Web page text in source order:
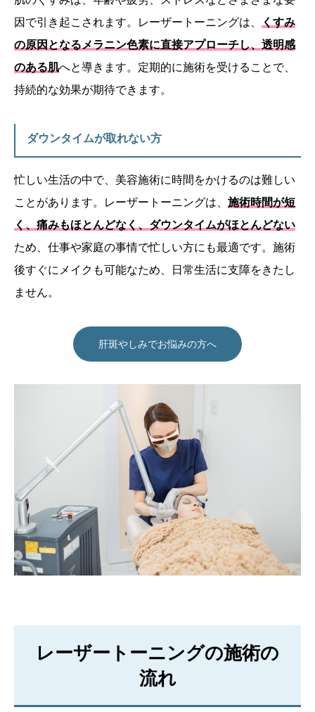
因で引き起こされます。レーザートーニングは、
くすみ
の原因となるメラニン色素に直接アプローチし、透明感
のある肌へと導きます。定期的に施術を受けることで、
持続的な効果が期待できます。
ダウンタイムが取れない方
忙しい生活の中で、美容施術に時間をかけるのは難しい
ことがあります。レーザートーニングは、 施術時間が短
く、痛みもほとんどなく、ダウンタイムがほとんどない
ため、仕事や家庭の事情で忙しい方にも最適です。施術
後すぐにメイクも可能なため、日常生活に支障をきたし
ません。
肝斑やしみでお悩みの方へ
レーザートーニングの施術の
流れ